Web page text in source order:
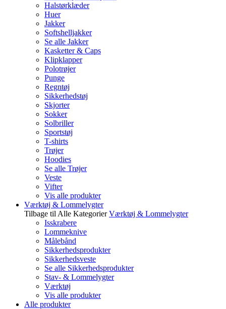
Halstørklæder
Huer
Jakker
Softshelljakker
Se alle Jakker
Kasketter & Caps
Klipklapper
Polotrøjer
Punge
Regntøj
Sikkerhedstøj
Skjorter
Sokker
Solbriller
Sportstøj
T-shirts
Trøjer
Hoodies
Se alle Trøjer
Veste
Vifter
Vis alle produkter
Værktøj & Lommelygter
Tilbage til Alle Kategorier Værktøj & Lommelygter
Isskrabere
Lommeknive
Målebånd
Sikkerhedsprodukter
Sikkerhedsveste
Se alle Sikkerhedsprodukter
Stav- & Lommelygter
Værktøj
Vis alle produkter
Alle produkter